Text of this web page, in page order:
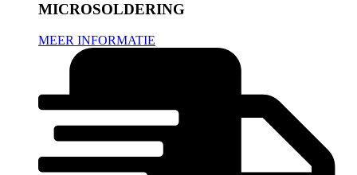
MICROSOLDERING
MEER INFORMATIE